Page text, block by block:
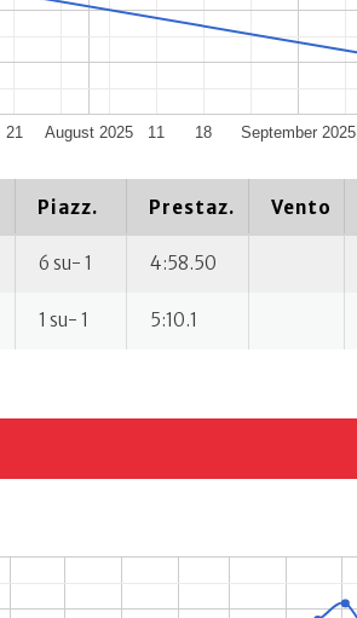
August 2025 September 2025
21 11 18
Piazz. Prestaz. Vento
6 su- 1 4:58.50
1 su- 1 5:10.1